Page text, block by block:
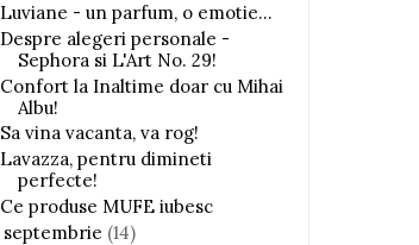
Luviane - un parfum, o emotie...
Despre alegeri personale -
Sephora si L'Art No. 29!
Confort la Inaltime doar cu Mihai
Albu!
Sa vina vacanta, va rog!
Lavazza, pentru dimineti
perfecte!
Ce produse MUFE iubesc
septembrie (14)